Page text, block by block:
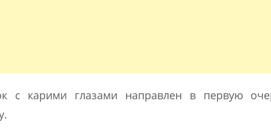
с карими глазами направлен в первую